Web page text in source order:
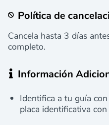
Política de
Cancela hasta 3 días
completo.
Información
Identifica a tu guía
placa identificativa